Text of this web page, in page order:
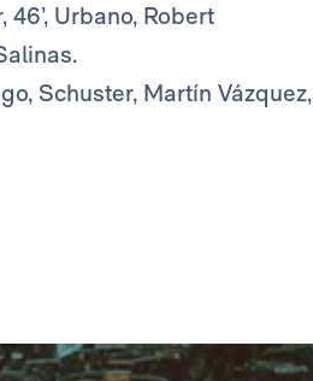
Urbano, Robert
Schuster, Martín Vázquez,